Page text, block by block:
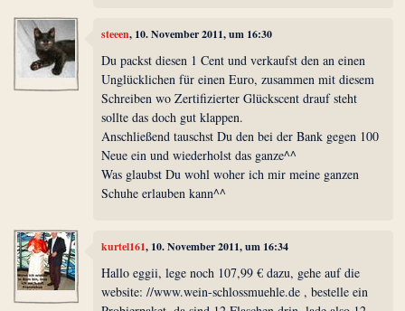
steeen, 10. November 2011, um 16:30
Du packst diesen 1 Cent und verkaufst den an einen
Unglücklichen für einen Euro, zusammen mit diesem
Schreiben wo Zertifizierter Glückscent drauf steht
sollte das doch gut klappen.
Anschließend tauschst Du den bei der Bank gegen 100
Neue ein und wiederholst das ganze^^
Was glaubst Du wohl woher ich mir meine ganzen
Schuhe erlauben kann^^
kurtel161, 10. November 2011, um 16:34
Hallo eggii, lege noch 107,99 € dazu, gehe auf die
website: //www.wein-schlossmuehle.de , bestelle ein